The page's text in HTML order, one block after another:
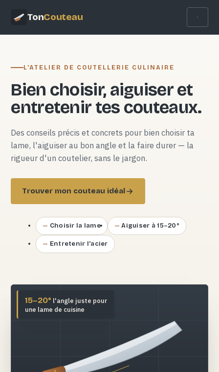
TonCouteau
L'ATELIER DE COUTELLERIE CULINAIRE
Bien choisir, aiguiser et
entretenir tes couteaux.
Des conseils précis et concrets pour bien choisir ta
lame, l'aiguiser au bon angle et la faire durer — la
rigueur d'un coutelier, sans le jargon.
Trouver mon couteau idéal
Choisir la lame Aiguiser à 15–20°
Entretenir l'acier
15–20° l'angle juste pour
une lame de cuisine